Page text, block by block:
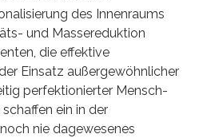
des Innenraums
und Massereduktion
die effektive
Einsatz außergewöhnlicher
perfektionierter Mensch-
ein in der
nie dagewesenes